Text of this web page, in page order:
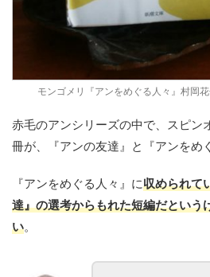
モンゴメリ『アンをめぐる人々』村岡
赤毛のアンシリーズの中で、スピン
冊が、『アンの友達』と『アンをめ
『アンをめぐる人々』に収められて
達』の選考からもれた短編だという
い。